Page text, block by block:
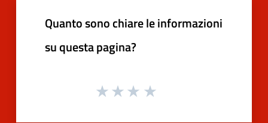
Quanto sono chiare le informazioni
su questa pagina?